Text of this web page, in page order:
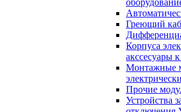
Греющий
Корпуса
акссесуары
Монтажные
Прочие
Устройства